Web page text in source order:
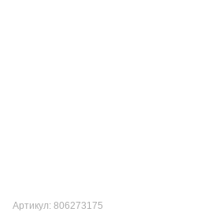
Артикул: 806273175